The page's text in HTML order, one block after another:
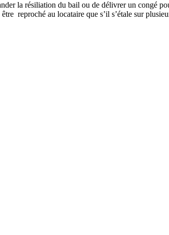
la résiliation du bail ou de délivrer un congé
reproché au locataire que s’il s’étale sur